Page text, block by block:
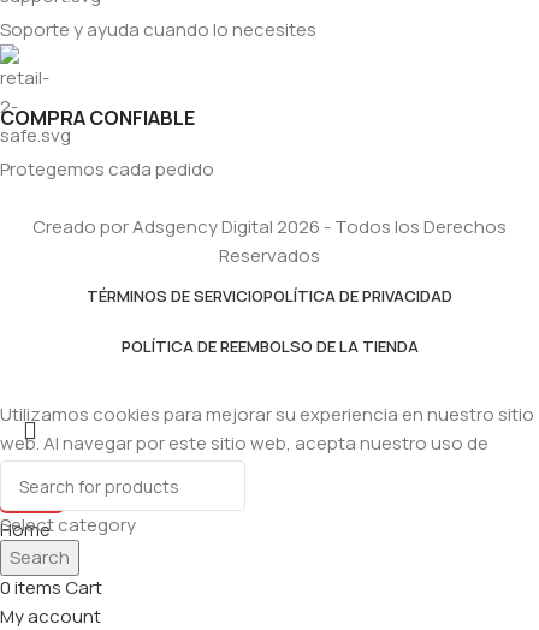
Soporte y ayuda cuando lo necesites
COMPRA CONFIABLE
Protegemos cada pedido
Creado por Adsgency Digital 2026 - Todos los Derechos
Reservados
TÉRMINOS DE SERVICIOPOLÍTICA DE PRIVACIDAD
POLÍTICA DE REEMBOLSO DE LA TIENDA
Select category
Search
Utilizamos cookies para mejorar su experiencia en nuestro sitio
web. Al navegar por este sitio web, acepta nuestro uso de
Accept
Home
Shop
0itemsCart
My account